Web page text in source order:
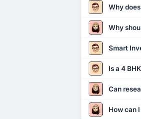
Why
Why
Smart
Is a 4
Can
How can